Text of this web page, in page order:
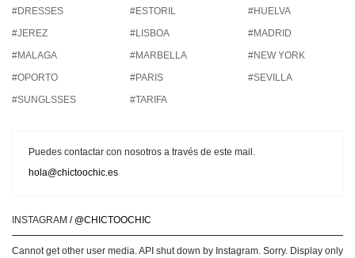
#DRESSES
#ESTORIL
#HUELVA
#JEREZ
#LISBOA
#MADRID
#MALAGA
#MARBELLA
#NEW YORK
#OPORTO
#PARIS
#SEVILLA
#SUNGLSSES
#TARIFA
Puedes contactar con nosotros a través de este mail.
hola@chictoochic.es
INSTAGRAM / @CHICTOOCHIC
Cannot get other user media. API shut down by Instagram. Sorry. Display only